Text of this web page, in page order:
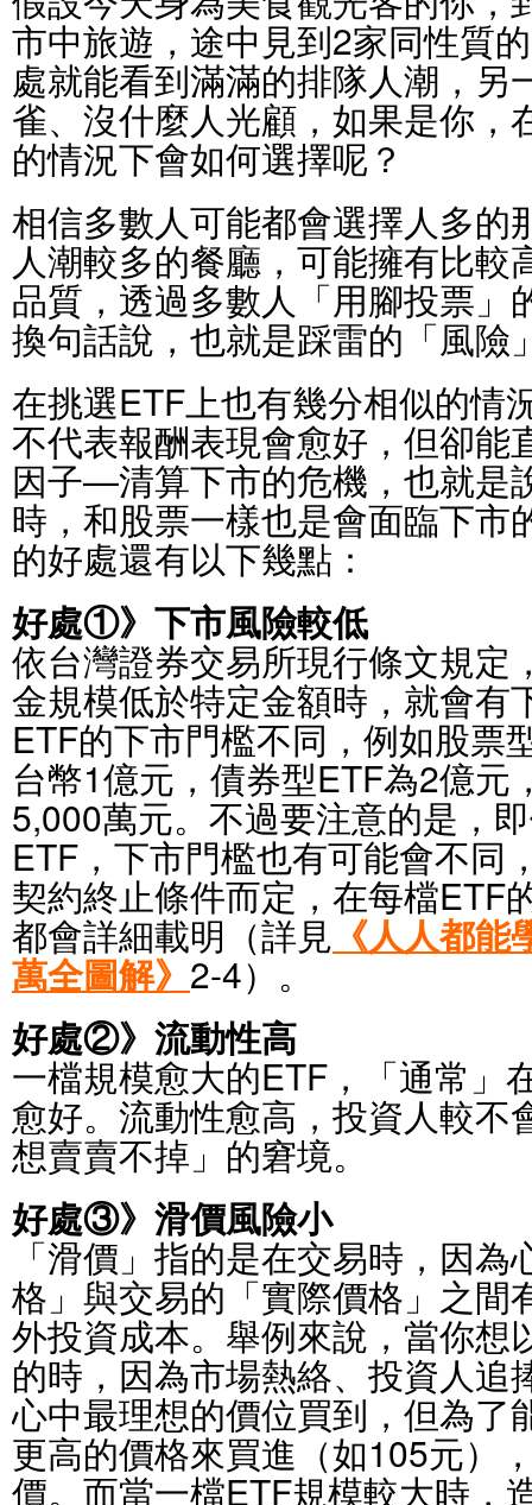
市中旅遊，途中見到2家同性質
處就能看到滿滿的排隊人潮，另
雀、沒什麼人光顧，如果是你，
的情況下會如何選擇呢？
相信多數人可能都會選擇人多的
人潮較多的餐廳，可能擁有比較
品質，透過多數人「用腳投票」
換句話說，也就是踩雷的「風險
在挑選ETF上也有幾分相似的情
不代表報酬表現會愈好，但卻能
因子—清算下市的危機，也就是
時，和股票一樣也是會面臨下市
的好處還有以下幾點：
好處①》下市風險較低
依台灣證券交易所現行條文規定
金規模低於特定金額時，就會有
ETF的下市門檻不同，例如股票
台幣1億元，債券型ETF為2億元
5,000萬元。不過要注意的是，
ETF，下市門檻也有可能會不同
契約終止條件而定，在每檔ETF
都會詳細載明（詳見 《人人都
萬全圖解》 2-4）。
好處②》流動性高
一檔規模愈大的ETF，「通常」
愈好。流動性愈高，投資人較不
想賣賣不掉」的窘境。
好處③》滑價風險小
「滑價」指的是在交易時，因
格」與交易的「實際價格」之間
外投資成本。舉例來說，當你想
的時，因為市場熱絡、投資人追
心中最理想的價位買到，但為了
更高的價格來買進（如105元）
價。而當一檔ETF規模較大時，